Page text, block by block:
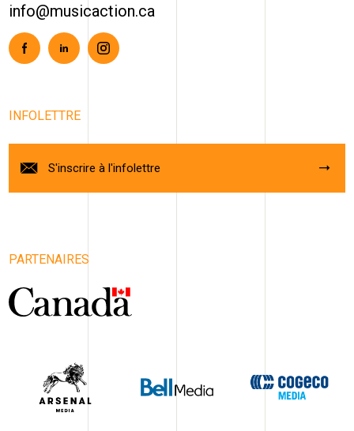
info@musicaction.ca
FacebookLinkedinInstagram
INFOLETTRE
S'inscrire à l'infolettre
PARTENAIRES